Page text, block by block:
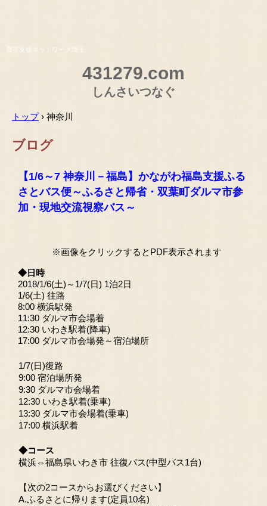
震災支援ネットワーク埼玉
431279.com
しんさいつなぐ
トップ› 神奈川
ブログ
【1/6～7 神奈川－福島】かながわ福島支援ふる
さとバス便～ふるさと帰省・双葉町ダルマ市参
加・現地交流視察バス～
※画像をクリックするとPDF表示されます
◆日時
2018/1/6(土)～1/7(日) 1泊2日
1/6(土) 往路
8:00 横浜駅発
11:30 ダルマ市会場着
12:30 いわき駅着(降車)
17:00 ダルマ市会場発～宿泊場所
1/7(日)復路
9:00 宿泊場所発
9:30 ダルマ市会場着
12:30 いわき駅着(乗車)
13:30 ダルマ市会場着(乗車)
17:00 横浜駅着
◆コース
横浜⇔福島県いわき市 往復バス(中型バス1台)
【次の2コースからお選びください】
A.ふるさとに帰ります(定員10名)